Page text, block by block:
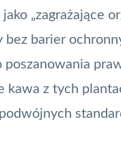
„zagrażające
bez barier
poszanowania
kawa z tych